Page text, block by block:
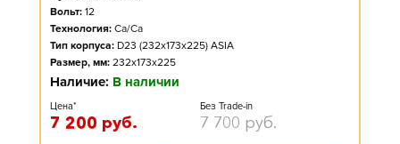
Вольт: 12
Технология: Ca/Ca
Тип корпуса: D23 (232x173x225) ASIA
Размер, мм: 232x173x225
Наличие: В наличии
Цена*
7 200 руб.
Без Trade-in
7 700 руб.